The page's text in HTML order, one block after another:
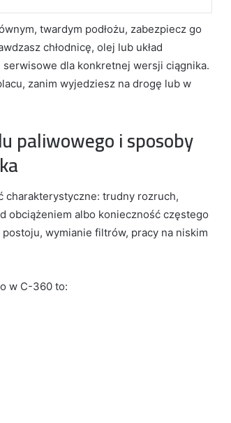
twardym podłożu, zabezpiecz go
chłodnicę, olej lub układ
dla konkretnej wersji ciągnika.
zanim wyjedziesz na drogę lub w
paliwowego i sposoby
charakterystyczne: trudny rozruch,
obciążeniem albo konieczność częstego
wymianie filtrów, pracy na niskim
w C-360 to: